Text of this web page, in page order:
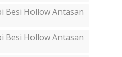
Besi Hollow Antasan
Besi Hollow Antasan